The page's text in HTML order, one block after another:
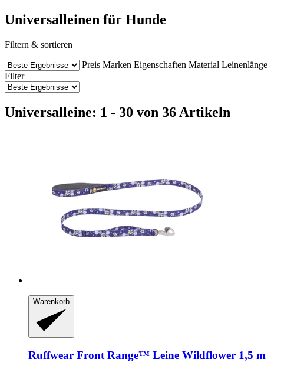
Universalleinen für Hunde
Filtern & sortieren
Preis Marken Eigenschaften Material Leinenlänge
Filter
Universalleine: 1 - 30 von 36 Artikeln
Warenkorb
Ruffwear Front Range™ Leine Wildflower 1,5 m